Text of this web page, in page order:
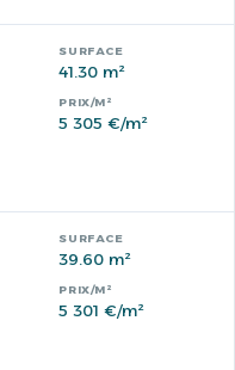
41.30 m²
5 305 €/m²
39.60 m²
5 301 €/m²